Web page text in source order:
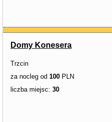
Domy Konesera
Trzcin
za nocleg od 100 PLN
liczba miejsc: 30